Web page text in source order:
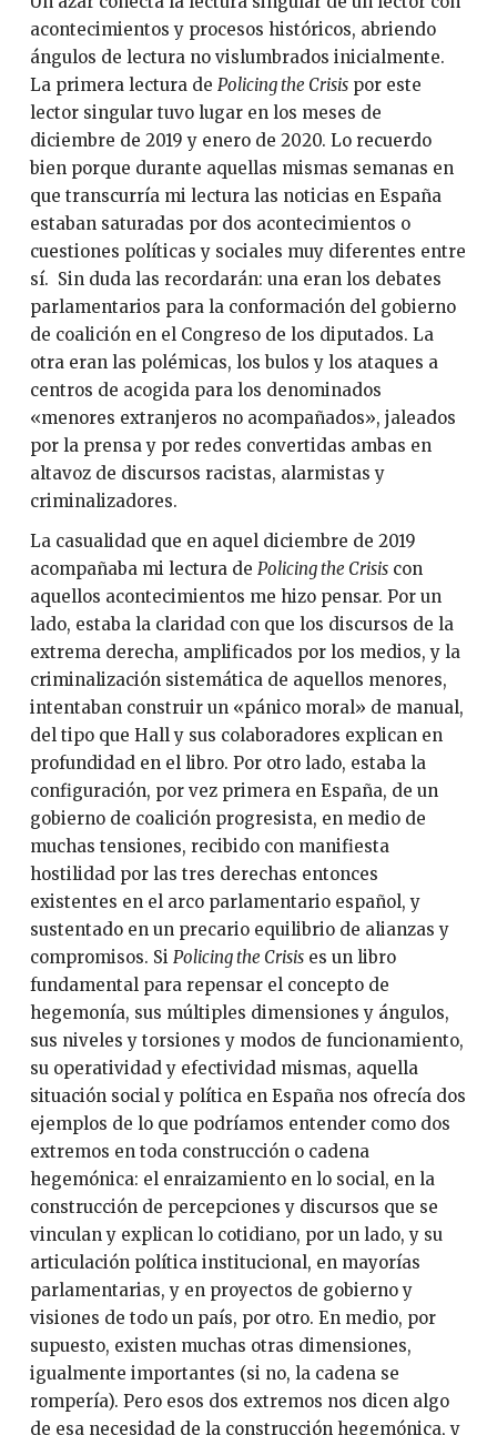
acontecimientos y procesos históricos, abriendo
ángulos de lectura no vislumbrados inicialmente.
La primera lectura de Policing the Crisispor este
lector singular tuvo lugar en los meses de
diciembre de 2019 y enero de 2020. Lo recuerdo
bien porque durante aquellas mismas semanas en
que transcurría mi lectura las noticias en España
estaban saturadas por dos acontecimientos o
cuestiones políticas y sociales muy diferentes entre
sí. Sin duda las recordarán: una eran los debates
parlamentarios para la conformación del gobierno
de coalición en el Congreso de los diputados. La
otra eran las polémicas, los bulos y los ataques a
centros de acogida para los denominados
«menores extranjeros no acompañados», jaleados
por la prensa y por redes convertidas ambas en
altavoz de discursos racistas, alarmistas y
criminalizadores.
La casualidad que en aquel diciembre de 2019
acompañaba mi lectura de Policing the Crisiscon
aquellos acontecimientos me hizo pensar. Por un
lado, estaba la claridad con que los discursos de la
extrema derecha, amplificados por los medios, y la
criminalización sistemática de aquellos menores,
intentaban construir un «pánico moral» de manual,
del tipo que Hall y sus colaboradores explican en
profundidad en el libro. Por otro lado, estaba la
configuración, por vez primera en España, de un
gobierno de coalición progresista, en medio de
muchas tensiones, recibido con manifiesta
hostilidad por las tres derechas entonces
existentes en el arco parlamentario español, y
sustentado en un precario equilibrio de alianzas y
compromisos. Si Policing the Crisises un libro
fundamental para repensar el concepto de
hegemonía, sus múltiples dimensiones y ángulos,
sus niveles y torsiones y modos de funcionamiento,
su operatividad y efectividad mismas, aquella
situación social y política en España nos ofrecía dos
ejemplos de lo que podríamos entender como dos
extremos en toda construcción o cadena
hegemónica: el enraizamiento en lo social, en la
construcción de percepciones y discursos que se
vinculan y explican lo cotidiano, por un lado, y su
articulación política institucional, en mayorías
parlamentarias, y en proyectos de gobierno y
visiones de todo un país, por otro. En medio, por
supuesto, existen muchas otras dimensiones,
igualmente importantes (si no, la cadena se
rompería). Pero esos dos extremos nos dicen algo
de esa necesidad de la construcción hegemónica, y